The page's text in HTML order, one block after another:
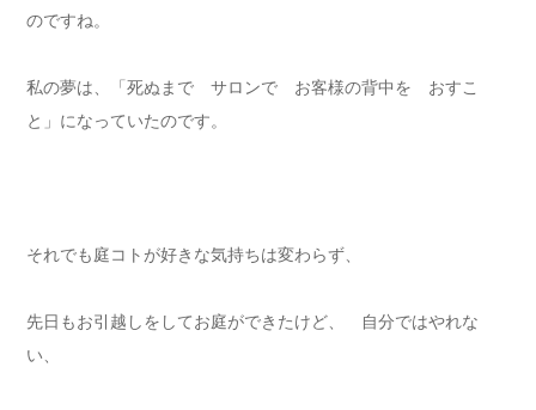
のですね。
私の夢は、「死ぬまで サロンで お客様の背中を おすこ
と」になっていたのです。
それでも庭コトが好きな気持ちは変わらず、
先日もお引越しをしてお庭ができたけど、 自分ではやれな
い、